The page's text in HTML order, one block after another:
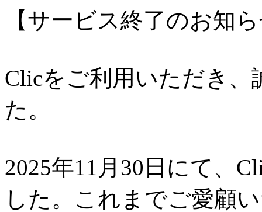
【サービス終了のお知
Clicをご利用いただき
た。
2025年11月30日にて、
した。これまでご愛顧